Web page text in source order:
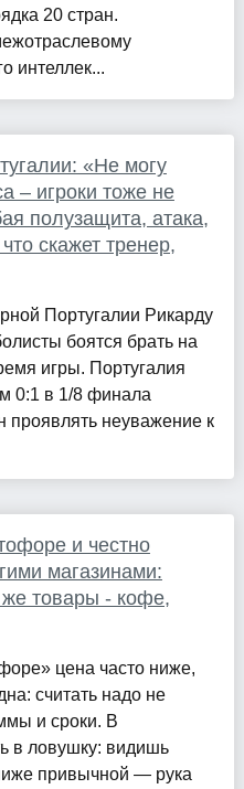
20 стран.
интеллек...
«Не могу
– игроки тоже не
полузащита, атака,
скажет тренер,
Португалии Рикарду
боятся брать на
игры. Португалия
0:1 в 1/8 финала
неуважение к
и честно
магазинами:
же товары - кофе,
цена часто ниже,
считать надо не
и сроки. В
в ловушку: видишь
привычной — рука